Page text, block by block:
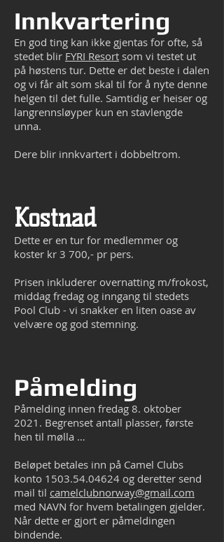
Innkvartering
En god ting kan ikke gjentas for ofte, så
stedet blir FYRI Resort som vi testet ut
på høstens tur. Dette er det beste i dalen
og vi får alt som skal til for å nyte denne
helgen til det fulle. Samtidig er heiser og
langrennsløyper kun en stavlengde
unna.
Dere blir innkvartert i dobbeltrom.
Kostnad
Dette er en tur for medlemmer og
koster kr 3 700,- pr pers.
Prisen inkluderer overnatting m/frokost,
middag fredag og inngang til stedets
Pool Club - vi snakker en liten oase av
velvære og god stemning.
Påmelding
Påmelding innen fredag 8. oktober
2021. Begrenset antall plasser, første
hen til mølla …
Beløpet betales inn på Camel Clubs
konto 1503.54.04624 og deretter send
mail til camelclubnorway@gmail.com
med NAVN for hvem betalingen gjelder.
Når dette er gjort er påmeldingen
bindende.